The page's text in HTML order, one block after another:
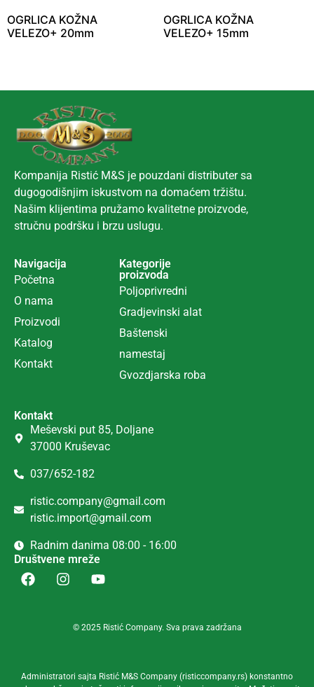
OGRLICA KOŽNA
VELEZO+ 20mm
OGRLICA KOŽNA
VELEZO+ 15mm
Kompanija Ristić M&S je pouzdani distributer sa
dugogodišnjim iskustvom na domaćem tržištu.
Našim klijentima pružamo kvalitetne proizvode,
stručnu podršku i brzu uslugu.
Navigacija
Početna
O nama
Proizvodi
Katalog
Kontakt
Kategorije
proizvoda
Poljoprivredni
Gradjevinski alat
Baštenski
namestaj
Gvozdjarska roba
Kontakt
Meševski put 85, Doljane
37000 Kruševac
037/652-182
ristic.company@gmail.com
ristic.import@gmail.com
Radnim danima 08:00 - 16:00
Društvene mreže
© 2025 Ristić Company. Sva prava zadržana
Administratori sajta Ristić M&S Company (risticcompany.rs) konstantno